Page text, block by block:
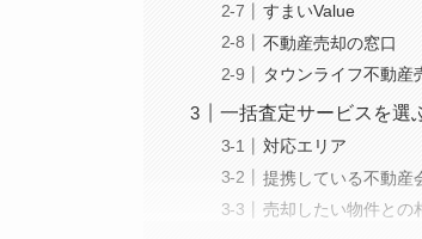
すまいValue
不動産売却の窓口
タウンライフ不動産
一括査定サービスを選
対応エリア
提携している不動産
売却したい物件との